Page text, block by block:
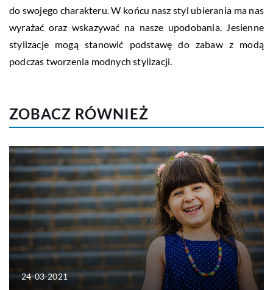
do swojego charakteru. W końcu nasz styl ubierania ma nas
wyrażać oraz wskazywać na nasze upodobania. Jesienne
stylizacje mogą stanowić podstawę do zabaw z modą
podczas tworzenia modnych stylizacji.
ZOBACZ RÓWNIEŻ
24-03-2021